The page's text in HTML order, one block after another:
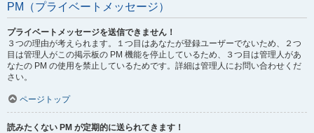
PM（プライベートメッセージ）
プライベートメッセージを送信できません！
３つの理由が考えられます。１つ目はあなたが登録ユーザーでないため、２つ
目は管理人がこの掲示板の PM 機能を停止しているため、３つ目は管理人があ
なたの PM の使用を禁止しているためです。詳細は管理人にお問い合わせくだ
さい。
ページトップ
読みたくない PM が定期的に送られてきます！